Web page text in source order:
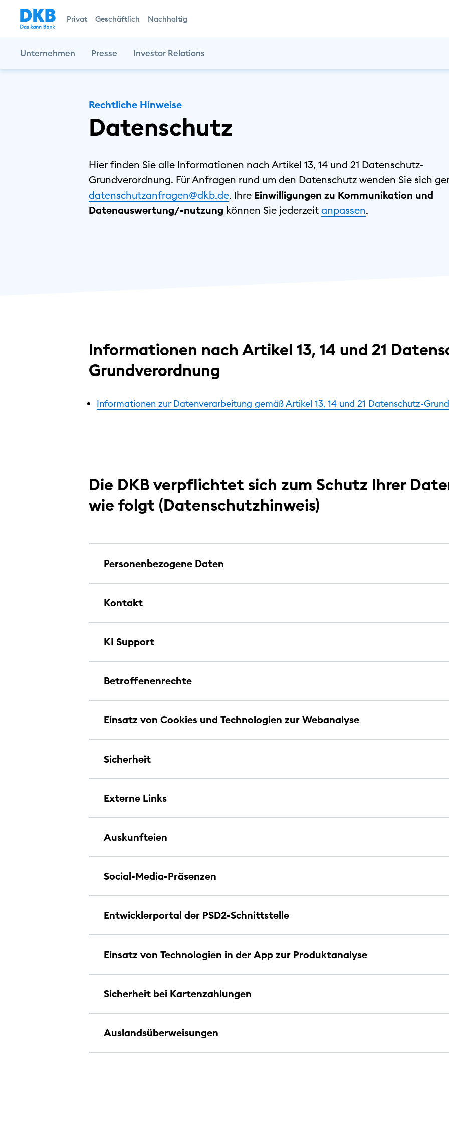
Privat Geschäftlich Nachhaltig
Unternehmen Presse Investor Relations
Rechtliche Hinweise
Datenschutz
Hier finden Sie alle Informationen nach Artikel 13, 14 und 21 Datenschutz-
Grundverordnung. Für Anfragen rund um den Datenschutz wenden Sie sich
datenschutzanfragen@dkb.de. Ihre Einwilligungen zu Kommunikation und
Datenauswertung/-nutzung können Sie ⁠jederzeit ⁠anpassen.
Informationen nach Artikel 13, 14 und 21
Grundverordnung
Informationen zur Datenverarbeitung gemäß Artikel 13, 14 und 21 Datenschutz-
Die DKB verpflichtet sich zum Schutz Ihrer
wie folgt (Datenschutzhinweis)
Personenbezogene Daten
Kontakt
KI Support
Betroffenenrechte
Einsatz von Cookies und Technologien zur Webanalyse
Sicherheit
Externe Links
Auskunfteien
Social-Media-Präsenzen
Entwicklerportal der PSD2-Schnittstelle
Einsatz von Technologien in der App zur Produktanalyse
Sicherheit bei Kartenzahlungen
Auslandsüberweisungen